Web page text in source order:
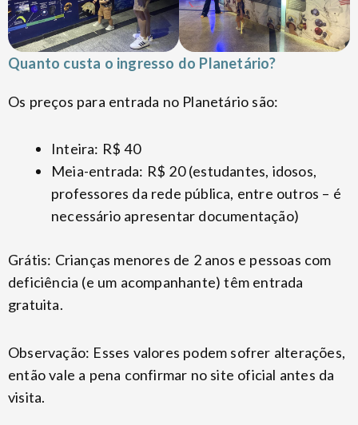
Quanto custa o ingresso do Planetário?
Os preços para entrada no Planetário são:
Inteira: R$ 40
Meia-entrada: R$ 20 (estudantes, idosos,
professores da rede pública, entre outros – é
necessário apresentar documentação)
Grátis: Crianças menores de 2 anos e pessoas com
deficiência (e um acompanhante) têm entrada
gratuita.
Observação: Esses valores podem sofrer alterações,
então vale a pena confirmar no site oficial antes da
visita.